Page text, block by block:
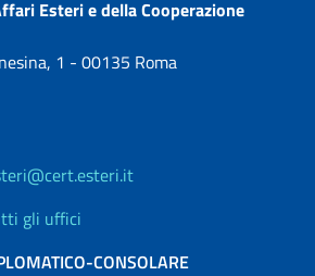
Esteri e della Cooperazione
1 - 00135 Roma
gli uffici
CONSOLARE